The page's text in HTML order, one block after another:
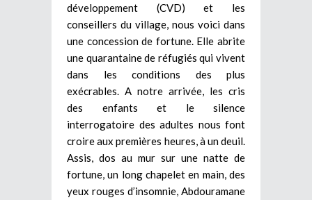
développement (CVD) et les
conseillers du village, nous voici dans
une concession de fortune. Elle abrite
une quarantaine de réfugiés qui vivent
dans les conditions des plus
exécrables. A notre arrivée, les cris
des enfants et le silence
interrogatoire des adultes nous font
croire aux premières heures, à un deuil.
Assis, dos au mur sur une natte de
fortune, un long chapelet en main, des
yeux rouges d’insomnie, Abdouramane